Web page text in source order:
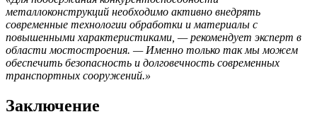
металлоконструкций необходимо активно внедрять
современные технологии обработки и материалы с
повышенными характеристиками, — рекомендует эксперт в
области мостостроения. — Именно только так мы можем
обеспечить безопасность и долговечность современных
транспортных сооружений.»
Заключение